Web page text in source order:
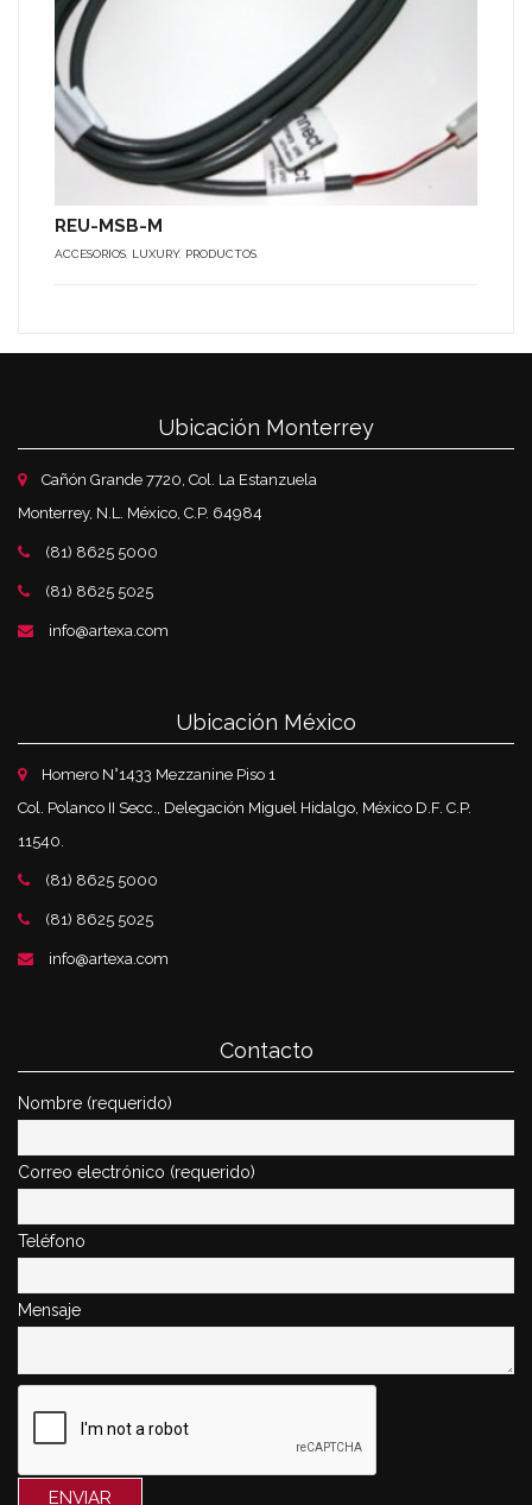
REU-MSB-M
ACCESORIOS, LUXURY, PRODUCTOS.
Ubicación Monterrey
Cañón Grande 7720, Col. La Estanzuela
Monterrey, N.L. México, C.P. 64984
(81) 8625 5000
(81) 8625 5025
info@artexa.com
Ubicación México
Homero N°1433 Mezzanine Piso 1
Col. Polanco II Secc., Delegación Miguel Hidalgo, México D.F. C.P.
11540.
(81) 8625 5000
(81) 8625 5025
info@artexa.com
Contacto
Nombre (requerido)
Correo electrónico (requerido)
Teléfono
Mensaje